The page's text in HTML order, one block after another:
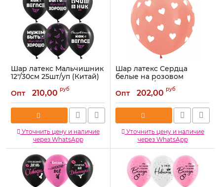
Шар латекс Мальчишник
12"/30см 25шт/уп (Китай)
Артикул: 612935
Опт 210,00 руб
Уточнить цену и наличие
через WhatsApp
Шар латекс Сердца
белые на розовом
золоте 36"/91см
(Колумбия) металлик
Артикул: 150918-1
Опт 202,00 руб
Уточнить цену и наличие
через WhatsApp